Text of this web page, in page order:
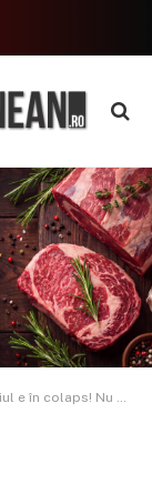
ratați fondurile europene!”